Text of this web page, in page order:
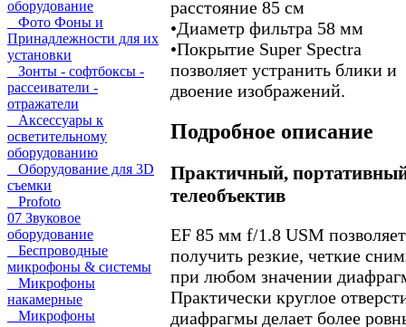
оборудование
Фото Фоны и
Принадлежности для их
установки
Зонты - софтбоксы -
рассеиватели -
отражатели
Аксессуары к
осветительному
оборудованию
Оборудование для 3D
съемки
Profoto
07 Звуковое
оборудование
Беспроводные
микрофоны & системы
Микрофоны
накамерные
Микрофоны
расстояние 85 см
•Диаметр фильтра 58 мм
•Покрытие Super Spectra
позволяет устранить блики и
двоение изображений.
Подробное описание
Практичный,
телеобъектив
EF 85 мм f/1.8 USM позволяет
получить резкие, четкие
при любом значении
Практически круглое
диафрагмы делает более